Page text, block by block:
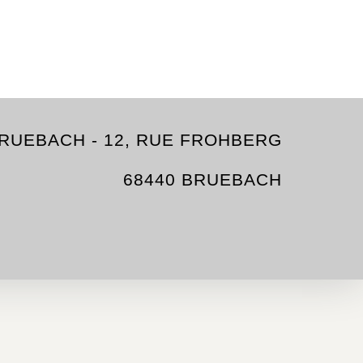
- 12, RUE FROHBERG
68440 BRUEBACH